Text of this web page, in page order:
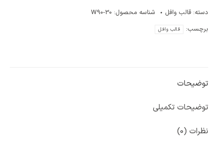
دسته: قالب وافل شناسه محصول: W90-30
برچسب:
قالب وافل
توضیحات
توضیحات تکمیلی
نظرات (0)